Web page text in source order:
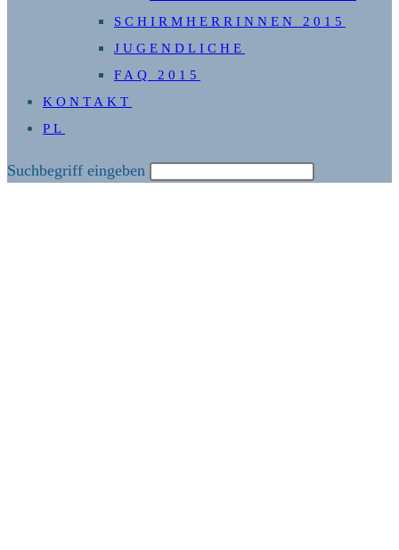
SCHIRMHERRINNEN 2015
JUGENDLICHE
FAQ 2015
KONTAKT
PL
Diese
Suchbegriff eingeben